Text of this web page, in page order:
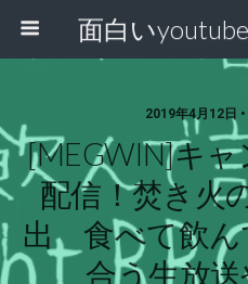
2019年4月12日
[MEGWIN]キャ
配信！焚き火
出 食べて飲ん
合う生放